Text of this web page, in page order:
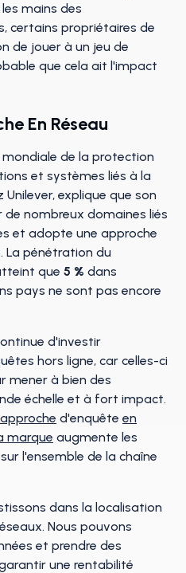
mains des
certains propriétaires de
de jouer à un jeu de
que cela ait l'impact
En Réseau
mondiale de la protection
et systèmes liés à la
explique que son
nombreux domaines liés
et adopte une approche
La pénétration du
que 5 % dans
pays ne sont pas encore
d'investir
hors ligne, car celles-ci
mener à bien des
échelle et à fort impact.
approche d'enquête en
marque augmente les
l'ensemble de la chaîne
dans la localisation
Nous pouvons
et prendre des
une rentabilité